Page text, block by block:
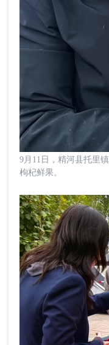
9月11日，精河县托里
枸杞鲜果。